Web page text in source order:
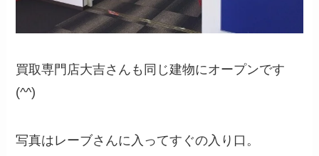
買取専門店大吉さんも同じ建物にオープンです
(^^)
写真はレーブさんに入ってすぐの入り口。